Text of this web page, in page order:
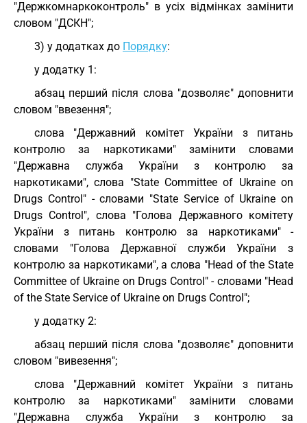
"Держкомнаркоконтроль" в усіх відмінках замінити
словом "ДСКН";
3) у додатках до Порядку:
у додатку 1:
абзац перший після слова "дозволяє" доповнити
словом "ввезення";
слова "Державний комітет України з питань
контролю за наркотиками" замінити словами
"Державна служба України з контролю за
наркотиками", слова "State Committee of Ukraine on
Drugs Control" - словами "State Service of Ukraine on
Drugs Control", слова "Голова Державного комітету
України з питань контролю за наркотиками" -
словами "Голова Державної служби України з
контролю за наркотиками", а слова "Head of the State
Committee of Ukraine on Drugs Control" - словами "Head
of the State Service of Ukraine on Drugs Control";
у додатку 2:
абзац перший після слова "дозволяє" доповнити
словом "вивезення";
слова "Державний комітет України з питань
контролю за наркотиками" замінити словами
"Державна служба України з контролю за